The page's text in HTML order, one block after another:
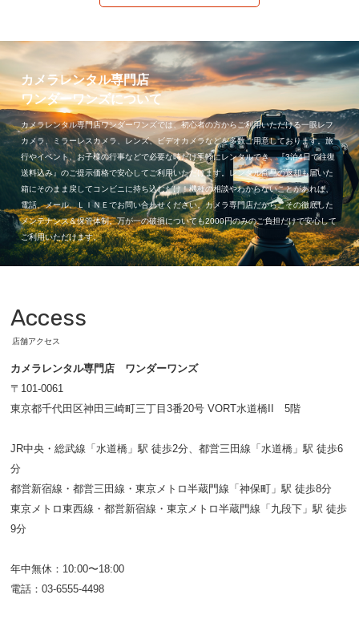
カメラレンタル専門店
ワンダーワンズについて
カメラレンタル専門店ワンダーワンズでは、初心者の方からご利用いただける一眼レフ
カメラ、ミラーレスカメラ、レンズ、ビデオカメラなどを多数ご用意しております。旅
行やイベント、お子様の行事などで必要な時だけ手軽にレンタルでき、『3泊4日で往復
送料込み』のご提示価格で安心してご利用いただけます。レンタル商品の返却も届いた
箱にそのまま戻してコンビニに持ち込むだけ！機種の相談やわからないことがあれば、
電話、メール、ＬＩＮＥでお問い合わせください。カメラ専門店だからこその徹底した
メンテナンス＆保管体制。万が一の破損についても2000円のみのご負担だけで安心して
ご利用いただけます。
Access
店舗アクセス
カメラレンタル専門店 ワンダーワンズ
〒101-0061
東京都千代田区神田三崎町三丁目3番20号 VORT水道橋II 5階
JR中央・総武線「水道橋」駅 徒歩2分、都営三田線「水道橋」駅 徒歩6
分
都営新宿線・都営三田線・東京メトロ半蔵門線「神保町」駅 徒歩8分
東京メトロ東西線・都営新宿線・東京メトロ半蔵門線「九段下」駅 徒歩
9分
年中無休：10:00〜18:00
電話：03-6555-4498